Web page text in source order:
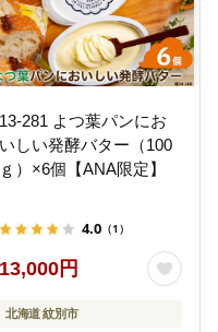
13-281 よつ葉パンにお
いしい発酵バター（100
ｇ）×6個【ANA限定】
4.0 （1）
13,000円
北海道 紋別市